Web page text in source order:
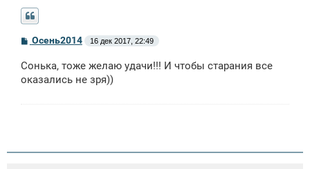
С
б
щ
Осень2014 16 дек 2017, 22:49
Сонька, тоже желаю удачи!!! И чтобы старания все
оказались не зря))